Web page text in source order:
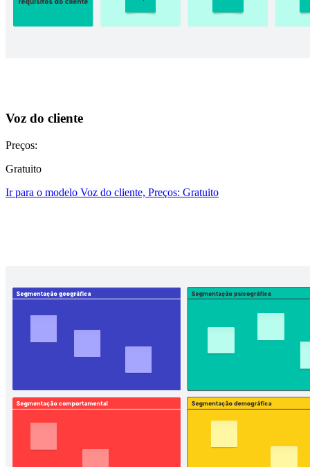
Voz do cliente
Preços:
Gratuito
Ir para o modelo Voz do cliente, Preços: Gratuito